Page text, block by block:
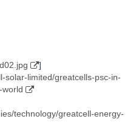
]
solar-limited/greatcells-psc-in-
technology/greatcell-energy-